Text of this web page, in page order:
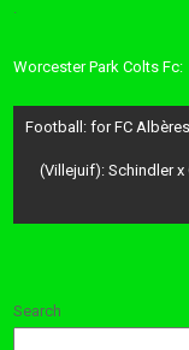
Worcester Park Colts Fc:
Post
Football: for FC
(Villejuif): Schindler x
Search